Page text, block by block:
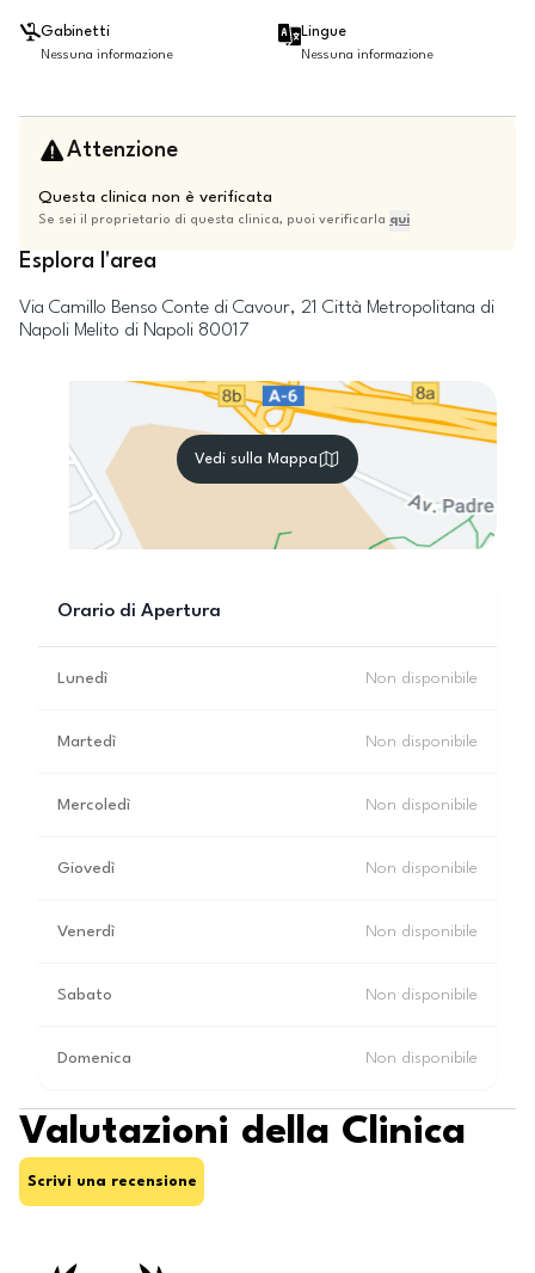
Gabinetti
Nessuna informazione
Lingue
Nessuna informazione
Attenzione
Questa clinica non è verificata
Se sei il proprietario di questa clinica, puoi verificarla qui
Esplora l'area
Via Camillo Benso Conte di Cavour, 21 Città Metropolitana di
Napoli Melito di Napoli 80017
Vedi sulla Mappa
Orario di Apertura
Lunedì Non disponibile
Martedì Non disponibile
Mercoledì Non disponibile
Giovedì Non disponibile
Venerdì Non disponibile
Sabato Non disponibile
Domenica Non disponibile
Valutazioni della Clinica
Scrivi una recensione